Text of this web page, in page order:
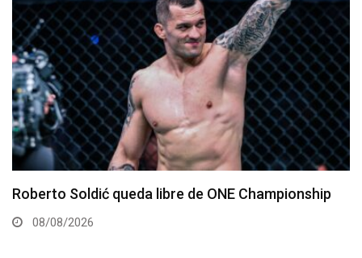
Kamaru Usman debe regresar al Peso Welter,
afirma representante